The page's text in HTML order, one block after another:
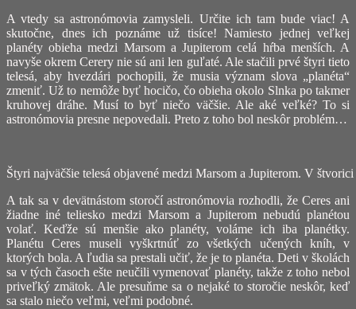
A vtedy sa astronómovia zamysleli. Určite ich tam bude viac! A
skutočne, dnes ich poznáme už tisíce! Namiesto jednej veľkej
planéty obieha medzi Marsom a Jupiterom celá hŕba menších. A
navyše okrem Cerery nie sú ani len guľaté. Ale stačili prvé štyri tieto
telesá, aby hvezdári pochopili, že musia význam slova „planéta“
zmeniť. Už to nemôže byť hocičo, čo obieha okolo Slnka po takmer
kruhovej dráhe. Musí to byť niečo väčšie. Ale aké veľké? To si
astronómovia presne nepovedali. Preto z toho bol neskôr problém…
Štyri najväčšie telesá objavené medzi Marsom a Jupiterom. V
A tak sa v devätnástom storočí astronómovia rozhodli, že Ceres ani
žiadne iné teliesko medzi Marsom a Jupiterom nebudú planétou
volať. Keďže sú menšie ako planéty, voláme ich iba planétky.
Planétu Ceres museli vyškrtnúť zo všetkých učených kníh, v
ktorých bola. A ľudia sa prestali učiť, že je to planéta. Deti v školách
sa v tých časoch ešte neučili vymenovať planéty, takže z toho nebol
priveľký zmätok. Ale presuňme sa o nejaké to storočie neskôr, keď
sa stalo niečo veľmi, veľmi podobné.